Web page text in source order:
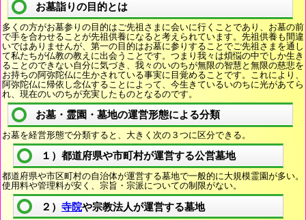
お墓詣りの目的とは
多くの方がお墓参りの目的はご先祖さまに会いに行くことであり、お墓の前
で手を合わせることが先祖供養になると考えられています。先祖供養も間違
いではありませんが、第一の目的はお墓に参りすることでご先祖さまを通し
て私たちが仏教の教えに出会うことです。つまり我々は煩悩の中でしか生き
ることのできない自分に気づき、我々のいのちが無限の智慧と無限の慈悲を
お持ちの阿弥陀仏に生かされている事実に目覚めることです。これにより、
阿弥陀仏に帰依し念仏することによって、今生きているいのちに光があてら
れ、現在のいのちが充実したものとなるのです。
お墓・霊園・墓地の運営形態による分類
お墓を経営形態で分類すると、大きく次の３つに区分できる。
１）都道府県や市町村が運営する公営墓地
都道府県や市区町村の自治体が運営する墓地で一般的に大規模霊園が多い。
使用料や管理料が安く、宗旨・宗派についての制限がない。
２） 寺院や宗教法人が運営する墓地